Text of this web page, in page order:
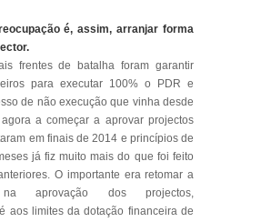
é, assim, arranjar forma
frentes de batalha foram garantir
para executar 100% o PDR e
de não execução que vinha desde
a começar a aprovar projectos
em finais de 2014 e princípios de
já fiz muito mais do que foi feito
O importante era retomar a
na aprovação dos projectos,
aos limites da dotação financeira de